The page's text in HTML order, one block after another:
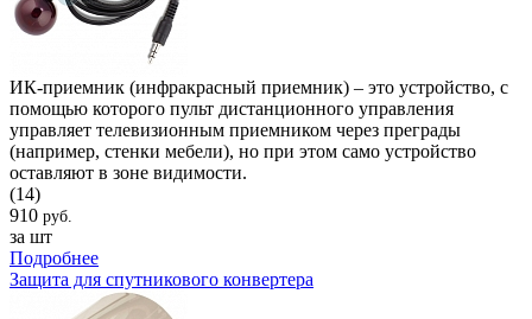
ИК-приемник (инфракрасный приемник) – это устройство, с
помощью которого пульт дистанционного управления
управляет телевизионным приемником через преграды
(например, стенки мебели), но при этом само устройство
оставляют в зоне видимости.
(14)
910 руб.
за шт
Подробнее
Защита для спутникового конвертера